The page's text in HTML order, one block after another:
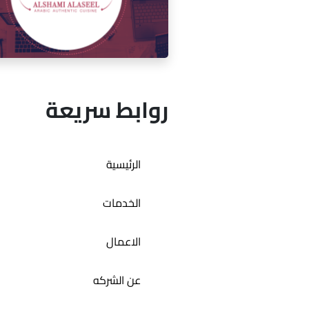
إدارة السوشيال ميديا لمقهى
إدارة السوشيال ميديا لمطعم
روابط سريعة
الرئيسية
الخدمات
الاعمال
عن الشركه